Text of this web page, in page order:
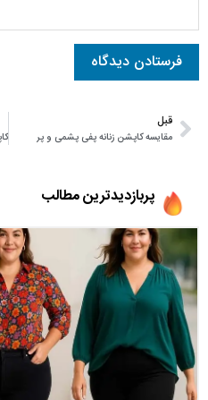
قبل
مقایسه کاپشن زنانه پفی پشمی و پر
پربازدیدترین مطالب